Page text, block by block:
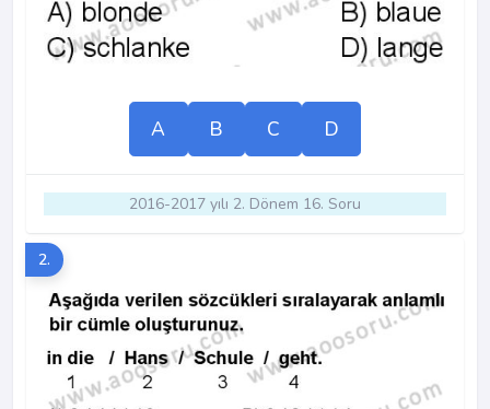
A B C D
2016-2017 yılı 2. Dönem 16. Soru
2.